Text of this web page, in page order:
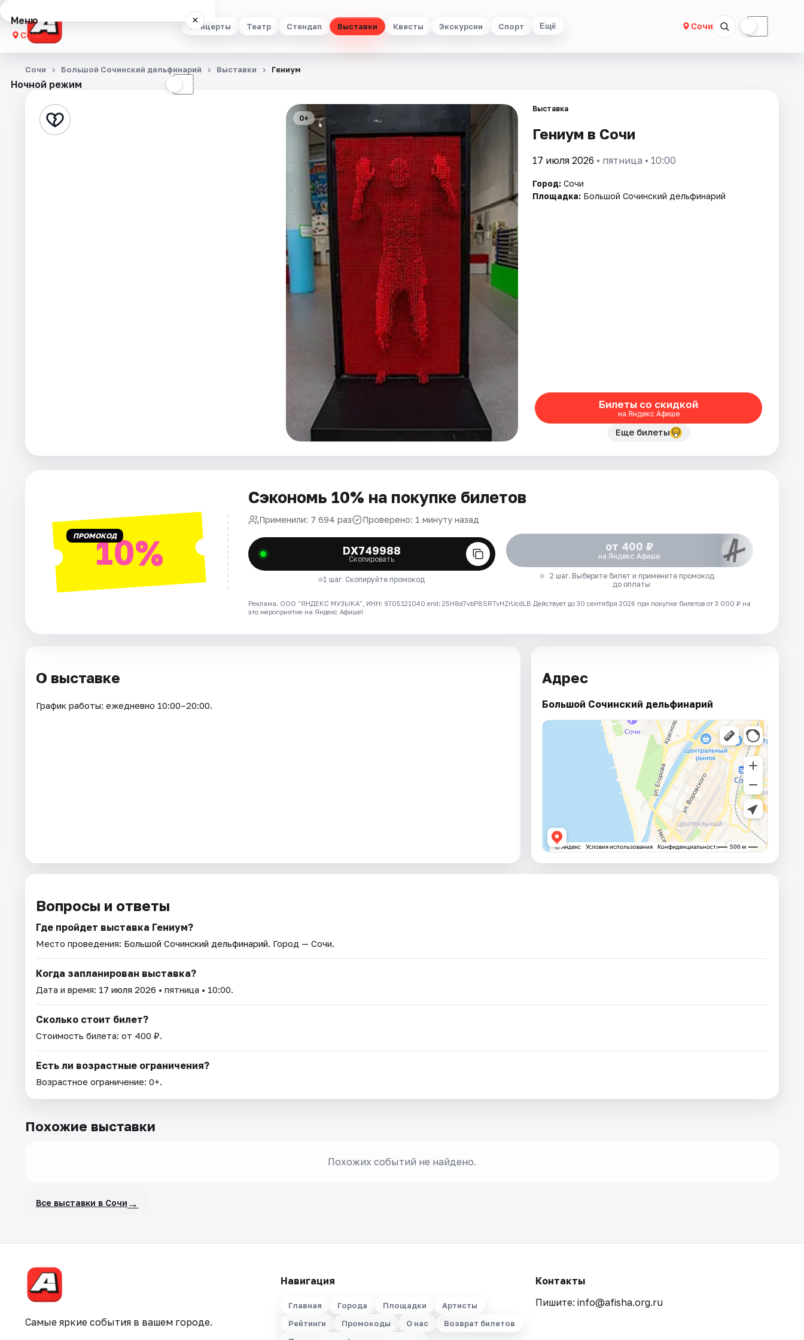
Концерты Театр Стендап Выставки Квесты Экскурсии Спорт Ещё Сочи ☾
Меню ×
Сочи
Концерты
Стендап
Ночной режим ☾
Сочи Большой Сочинский дельфинарий Выставки Гениум
0+
Выставка
Гениум в Сочи
17 июля 2026 • пятница • 10:00
Город: Сочи
Площадка: Большой Сочинский дельфинарий
Билеты со скидкой
на Яндекс Афише
Еще билеты
ПРОМОКОД10%
Сэкономь 10% на покупке билетов
Применили: 7 694 раз Проверено: 1 минуту назад
DX749988
Скопировать
1 шаг. Скопируйте промокод
от 400 ₽
на Яндекс Афише
2 шаг. Выберите билет и примените промокод
до оплаты
Реклама. ООО "ЯНДЕКС МУЗЫКА", ИНН: 9705121040 erid: 25H8d7vbP8SRTvHZrUcdLB Действует до 30 сентября 2026 при покупке билетов от 3 000 ₽ на
это мероприятие на Яндекс Афише!
О выставке
График работы: ежедневно 10:00–20:00.
Адрес
Большой Сочинский дельфинарий
Вопросы и ответы
Где пройдет выставка Гениум?
Место проведения: Большой Сочинский дельфинарий. Город — Сочи.
Когда запланирован выставка?
Дата и время: 17 июля 2026 • пятница • 10:00.
Сколько стоит билет?
Стоимость билета: от 400 ₽.
Есть ли возрастные ограничения?
Возрастное ограничение: 0+.
Похожие выставки
Похожих событий не найдено.
Все выставки в Сочи →
Самые яркие события в вашем городе.
Навигация
Главная Города Площадки
Артисты
Рейтинги
Промокоды О нас
Возврат билетов
Контакты
Пишите: info@afisha.org.ru